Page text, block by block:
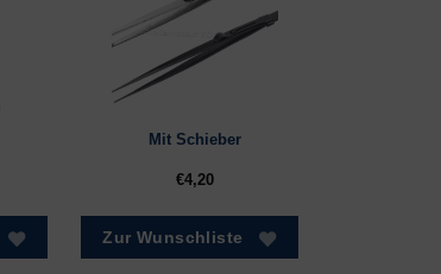
Mit Schieber
€4,20
Zur Wunschliste